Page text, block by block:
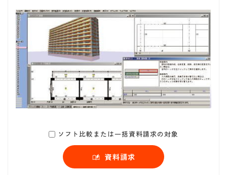
ソフト比較または一括資料請求の対象
資料請求